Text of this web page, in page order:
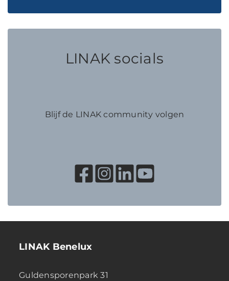
LINAK socials
Blijf de LINAK community volgen
LINAK Benelux
Guldensporenpark 31